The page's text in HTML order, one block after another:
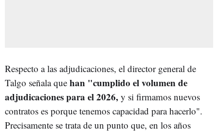
Respecto a las adjudicaciones, el director general de
Talgo señala que han "cumplido el volumen de
adjudicaciones para el 2026, y si firmamos nuevos
contratos es porque tenemos capacidad para hacerlo".
Precisamente se trata de un punto que, en los años